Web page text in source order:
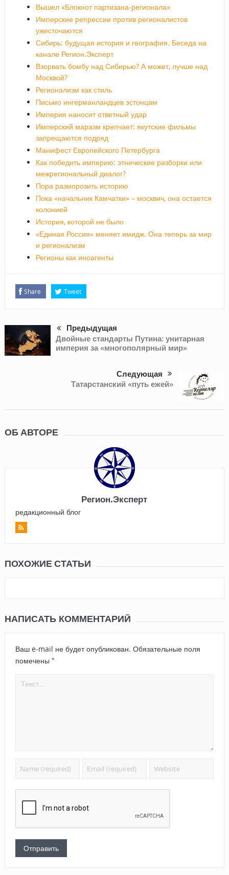
Вышел «Блокнот партизана-регионала»
Имперские репрессии против регионалистов
ужесточаются
Сибирь: будущая история и география. Беседа на
канале Регион.Эксперт
Взорвать бомбу над Сибирью? А может, лучше над
Москвой?
Регионализм как стиль
Письмо ингерманландцев эстонцам
Империя наносит ответный удар
Имперский маразм крепчает: якутские фильмы
запрещаются подряд
Манифест Европейского Петербурга
Как победить империю: этнические разборки или
межрегиональный диалог?
Пора разморозить историю
Пока «начальник Камчатки» – москвич, она остается
колонией
История, которой не было
«Единая Россия» меняет имидж. Она теперь за мир
и регионализм
Регионы как иноагенты
Share Tweet
Предыдущая
Двойные стандарты Путина: унитарная
империя за «многополярный мир»
Следующая
Татарстанский «путь ежей»
ОБ АВТОРЕ
Регион.Эксперт
редакционный блог
ПОХОЖИЕ СТАТЬИ
НАПИСАТЬ КОММЕНТАРИЙ
Ваш e-mail не будет опубликован. Обязательные поля
помечены *